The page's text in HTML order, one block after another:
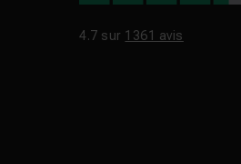
4.7 sur 1361 avis